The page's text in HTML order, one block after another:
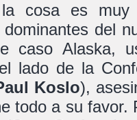
cosa es muy
dominantes del
caso Alaska,
lado de la
Koslo),
todo a su favor.